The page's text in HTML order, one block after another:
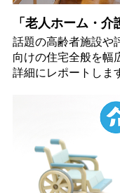
「老人ホーム・
話題の高齢者施設や
向けの住宅全般を幅
詳細にレポートしま